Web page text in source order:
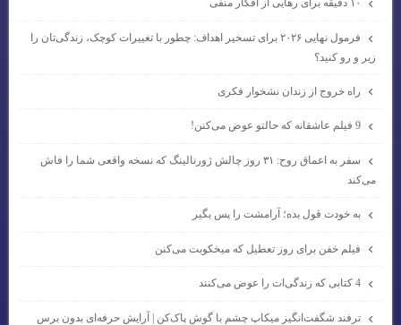
۱۰ دقیقه برای رهایی از افکار منفی
فرمول نهایی ۲۰۲۶ برای تسخیر اهداف: چطور با تغییرات کوچک، زندگی‌تان را
زیر و رو کنید؟
راه خروج از زندان نشخوار فکری
9 فیلم عاشقانه که حالتو عوض می‌کنن!
سفر به اعماق روح: ۳۱ روز چالش ژورنالینگ که نسخه واقعی شما را فاش
می‌کند
به خودت قول بده؛ آرامشت را پس بگیر
فیلم خفن برای روز تعطیل که میخکوبت می‌کنن
4 کتابی که زندگی‌ات را عوض می‌کنند
ترفند شگفت‌انگیز میکاپ چشم با گوش پاک‌کن | آرایش حرفه‌ای بدون برس